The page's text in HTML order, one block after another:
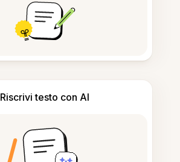
Riscrivi testo con AI